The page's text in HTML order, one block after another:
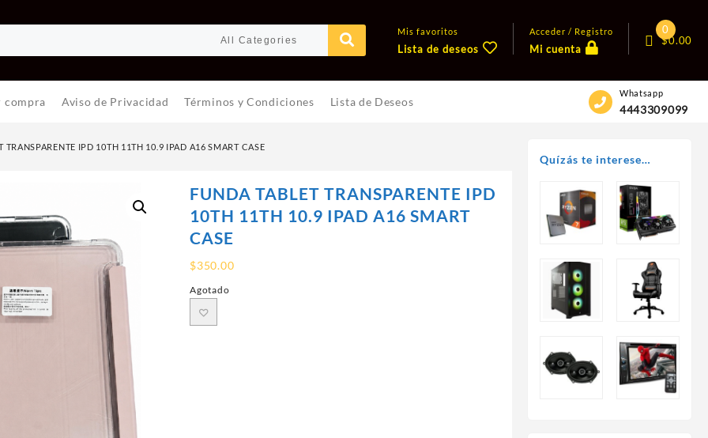
Mis favoritos
Lista de deseos
Acceder / Registro
Mi cuenta
0
$0.00
compra Aviso de Privacidad Términos y Condiciones Lista de Deseos
Whatsapp
4443309099
TRANSPARENTE IPD 10TH 11TH 10.9 IPAD A16 SMART CASE
FUNDA TABLET TRANSPARENTE IPD
10TH 11TH 10.9 IPAD A16 SMART
CASE
$350.00
Agotado
Quízás te interese…